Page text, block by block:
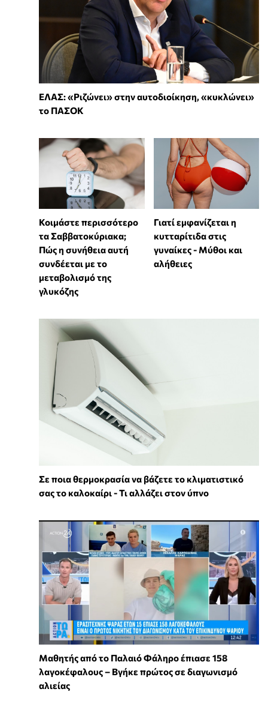
ΕΛΑΣ: «Ριζώνει» στην αυτοδιοίκηση, «κυκλώνει»
το ΠΑΣΟΚ
Κοιμάστε περισσότερο
τα Σαββατοκύριακα;
Πώς η συνήθεια αυτή
συνδέεται με το
μεταβολισμό της
γλυκόζης
Γιατί εμφανίζεται η
κυτταρίτιδα στις
γυναίκες - Μύθοι και
αλήθειες
Σε ποια θερμοκρασία να βάζετε το κλιματιστικό
σας το καλοκαίρι - Τι αλλάζει στον ύπνο
Μαθητής από το Παλαιό Φάληρο έπιασε 158
λαγοκέφαλους – Βγήκε πρώτος σε διαγωνισμό
αλιείας